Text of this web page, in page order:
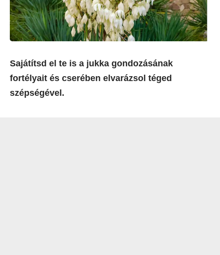
Sajátítsd el te is a jukka gondozásának
fortélyait és cserében elvarázsol téged
szépségével.